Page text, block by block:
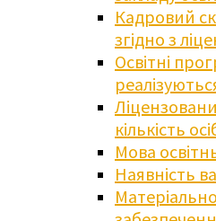
Кадровий
згідно з
Освітні
кількість
Мова
Наявність